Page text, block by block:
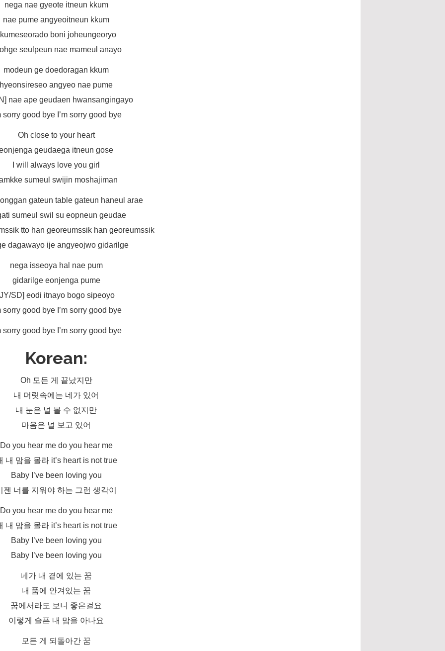
nega nae gyeote itneun kkum
nae pume angyeoitneun kkum
boni joheungeoryo
seulpeun nae mameul anayo
modeun ge doedoragan kkum
hyeonsireseo angyeo nae pume
nae ape geudaen hwansangingayo
sorry good bye I’m sorry good bye
Oh close to your heart
geudaega itneun gose
I will always love you girl
sumeul swijin moshajiman
gateun table gateun haneul arae
sumeul swil su eopneun geudae
tto han georeumssik han georeumssik
dagawayo ije angyeojwo gidarilge
nega isseoya hal nae pum
gidarilge eonjenga pume
SD] eodi itnayo bogo sipeoyo
sorry good bye I’m sorry good bye
sorry good bye I’m sorry good bye
Korean:
Oh 모든 게 끝났지만
내 머릿속에는 네가 있어
내 눈은 널 볼 수 없지만
마음은 널 보고 있어
Do you hear me do you hear me
내 맘을 몰라 it’s heart is not true
Baby I’ve been loving you
젠 너를 지워야 하는 그런 생각이
Do you hear me do you hear me
내 맘을 몰라 it’s heart is not true
Baby I’ve been loving you
Baby I’ve been loving you
네가 내 곁에 있는 꿈
내 품에 안겨있는 꿈
꿈에서라도 보니 좋은걸요
이렇게 슬픈 내 맘을 아나요
모든 게 되돌아간 꿈